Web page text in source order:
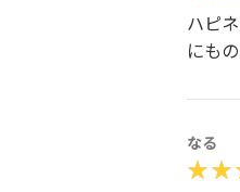
ハピ
にも
なる